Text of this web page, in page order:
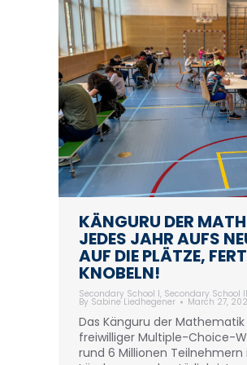
KÄNGURU DER
JEDES JAHR AUFS
UF DIE PLÄTZE,
NOBELN!
Secondary School I, Secondary School II
By Sabine Liedhegener March 27,
Das Känguru der
freiwilliger Multiple-Choice-
rund 6 Millionen Teilnehmern